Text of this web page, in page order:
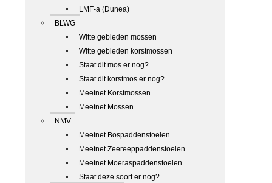
LMF-a (Dunea)
BLWG
Witte gebieden mossen
Witte gebieden korstmossen
Staat dit mos er nog?
Staat dit korstmos er nog?
Meetnet Korstmossen
Meetnet Mossen
NMV
Meetnet Bospaddenstoelen
Meetnet Zeereeppaddenstoelen
Meetnet Moeraspaddenstoelen
Staat deze soort er nog?